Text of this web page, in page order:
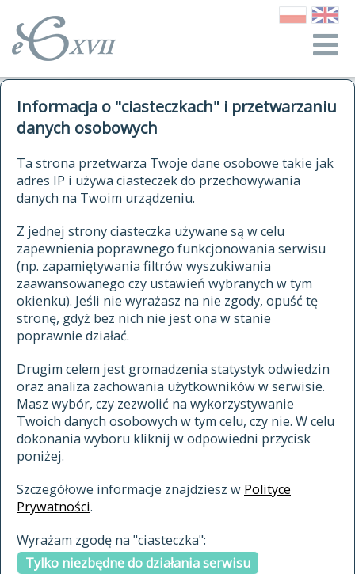
Informacja o "ciasteczkach" i przetwarzaniu
danych osobowych
Ta strona przetwarza Twoje dane osobowe takie jak
adres IP i używa ciasteczek do przechowywania
danych na Twoim urządzeniu.
Z jednej strony ciasteczka używane są w celu
zapewnienia poprawnego funkcjonowania serwisu
(np. zapamiętywania filtrów wyszukiwania
zaawansowanego czy ustawień wybranych w tym
okienku). Jeśli nie wyrażasz na nie zgody, opuść tę
stronę, gdyż bez nich nie jest ona w stanie
poprawnie działać.
Drugim celem jest gromadzenia statystyk odwiedzin
oraz analiza zachowania użytkowników w serwisie.
Masz wybór, czy zezwolić na wykorzystywanie
Twoich danych osobowych w tym celu, czy nie. W celu
dokonania wyboru kliknij w odpowiedni przycisk
poniżej.
Szczegółowe informacje znajdziesz w Polityce
Prywatności.
Wyrażam zgodę na "ciasteczka":
Tylko niezbędne do działania serwisu
autorzy Słownika
historia
publikacje
źródła
autorzy tekstów źródłowych
zasady opracowania
statystyki
najnowsze hasła
ostatnio zmodyfikowane hasła
materiały archiwalne
cytowanie
kontakt
kwerendy
jak cytować Słownik
ELEKTRONICZNY SŁOWNIK
JĘZYKA POLSKIEGO
XVII I XVIII WIEKU
znajdź hasła
zaczynające się od
indeksie